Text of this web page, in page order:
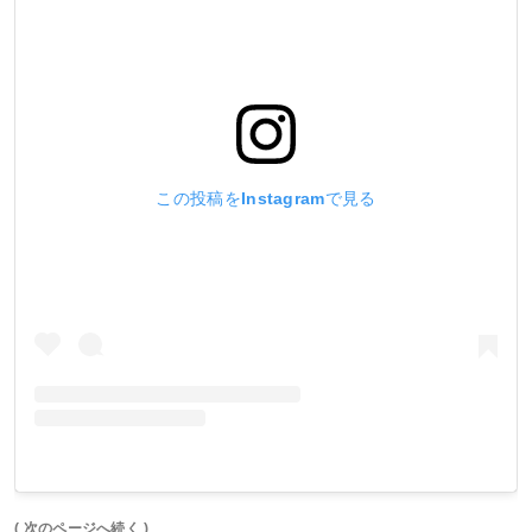
この投稿をInstagramで見る
( 次のページへ続く )